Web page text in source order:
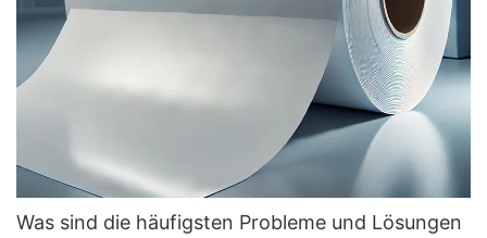
Was sind die häufigsten Probleme und Lösungen